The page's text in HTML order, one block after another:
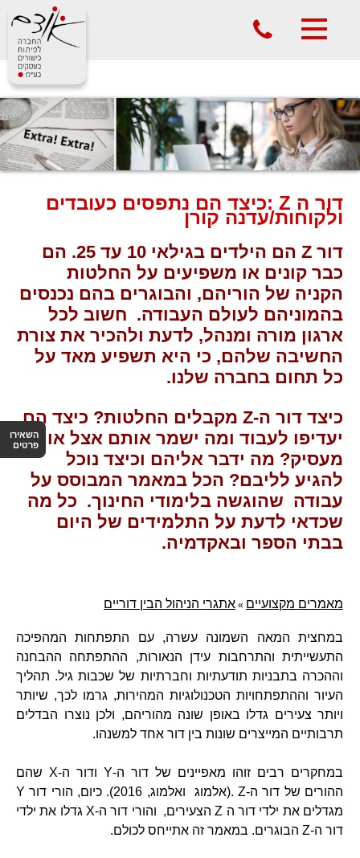
Toggle
navigation
phone
דור ה Z :כיצד הם נתפסים כעובדים
ולקוחות/עדנה קורן
דור Z הם הילדים בגילאי 10 עד 25. הם
כבר קונים או משפיעים על החלטות
הקניה של הוריהם, והבוגרים בהם נכנסים
בהמוניהם לעולם העבודה. חשוב לכל
ארגון מורה ומנהל, לדעת ולהכיר את צורת
החשיבה שלהם, כי היא תשפיע מאד על
כל תחום בחברה שלנו.
כיצד דור ה-Z מקבלים החלטות? כיצד הם
יעדיפו לעבוד ומה ישמר אותם אצל אותו
מעסיק? מה ידבר אליהם וכיצד נוכל
להגיע לליבם? הכל במאמר המבוסס על
עבודה שהוגשה בלימודי החינוך. כל מה
שכדאי לדעת על התלמידים של היום
בבתי הספר ובאקדמיה.
מאמרים מקצועיים » אתגרי הניהול הבין דוריים
במחצית המאה השמונה עשרה, עם התפתחות המהפיכה
התעשייתית והתרחבות עידן הנאורות, ההתפתחה ההבחנה
וההכרה בתבניות תודעתיות וחברתיות של שכבות גיל. תהליך
העיור וההתפתחויות הטכנולוגיות המהירות, גרמו לכך, שיותר
ויותר צעירים גדלו באופן שונה מהוריהם, ולכן נוצרו הבדלים
תרבותיים המייצרים שונות בין דור אחד למשנהו.
במחקרים רבים זוהו מאפיינים של דור ה-Y ודור ה-X שהם
ההורים של דור ה-Z .(אלמוג ואלמוג, 2016). כיום, הורי דור Y
מגדלים את ילדי דור ה Z הצעירים, והורי דור ה-X גדלו את ילדי
דור ה-Z הבוגרים. במאמר זה אתייחס לכולם.
השאירו
פרטים